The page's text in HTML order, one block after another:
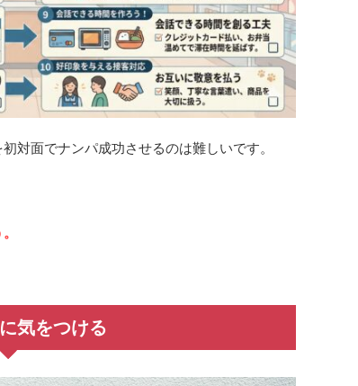
対面でナンパ成功させるのは難しいです。
気をつける